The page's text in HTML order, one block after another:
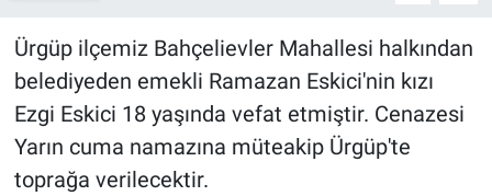
Ürgüp ilçemiz Bahçelievler Mahallesi halkından
belediyeden emekli Ramazan Eskici'nin kızı
Ezgi Eskici 18 yaşında vefat etmiştir. Cenazesi
Yarın cuma namazına müteakip Ürgüp'te
toprağa verilecektir.
Bilim-Tek
Teknoloji
Röportaj